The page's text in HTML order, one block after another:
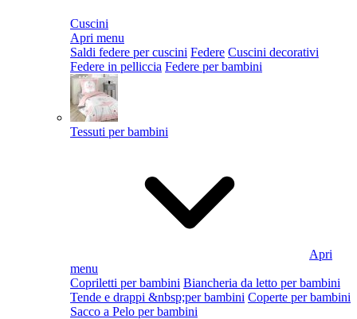
Cuscini
Apri menu
Saldi federe per cuscini Federe Cuscini decorativi
Federe in pelliccia Federe per bambini
Tessuti per bambini
Apri
menu
Copriletti per bambini Biancheria da letto per bambini
Tende e drappi &nbsp;per bambini Coperte per bambini
Sacco a Pelo per bambini